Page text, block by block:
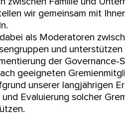
wir gemeinsam mit
als Moderatoren
und unterstützen
der Governance-
geeigneten
unserer langjährigen
Evaluierung solcher